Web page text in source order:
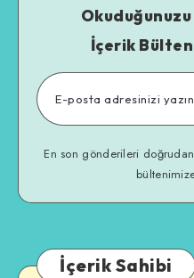
İçerik
En son gönderileri
İçerik Sahibi